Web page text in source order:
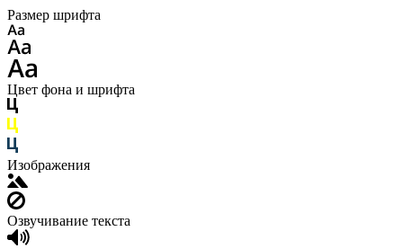
Размер шрифта
Цвет фона и шрифта
Изображения
Озвучивание текста